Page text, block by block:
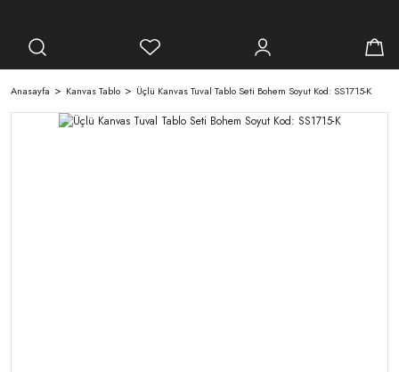
Anasayfa Kanvas Tablo Üçlü Kanvas Tuval Tablo Seti Bohem Soyut Kod: SS1715-K